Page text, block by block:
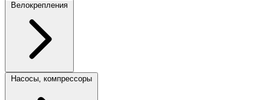
Велокрепления
Насосы, компрессоры